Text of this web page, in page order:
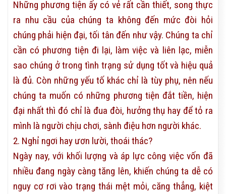
Những phương tiện ấy có vẻ rất cần thiết, song thực
ra nhu cầu của chúng ta không đến mức đòi hỏi
chúng phải hiện đại, tối tân đến như vậy. Chúng ta chỉ
cần có phương tiện đi lại, làm việc và liên lạc, miễn
sao chúng ở trong tình trạng sử dụng tốt và hiệu quả
là đủ. Còn những yếu tố khác chỉ là tùy phụ, nên nếu
chúng ta muốn có những phương tiện đắt tiền, hiện
đại nhất thì đó chỉ là đua đòi, hưởng thụ hay để tỏ ra
mình là người chịu chơi, sành điệu hơn người khác.
2. Nghỉ ngơi hay ươn lười, thoái thác?
Ngày nay, với khối lượng và áp lực công việc vốn đã
nhiều đang ngày càng tăng lên, khiến chúng ta dễ có
nguy cơ rơi vào trạng thái mệt mỏi, căng thẳng, kiệt